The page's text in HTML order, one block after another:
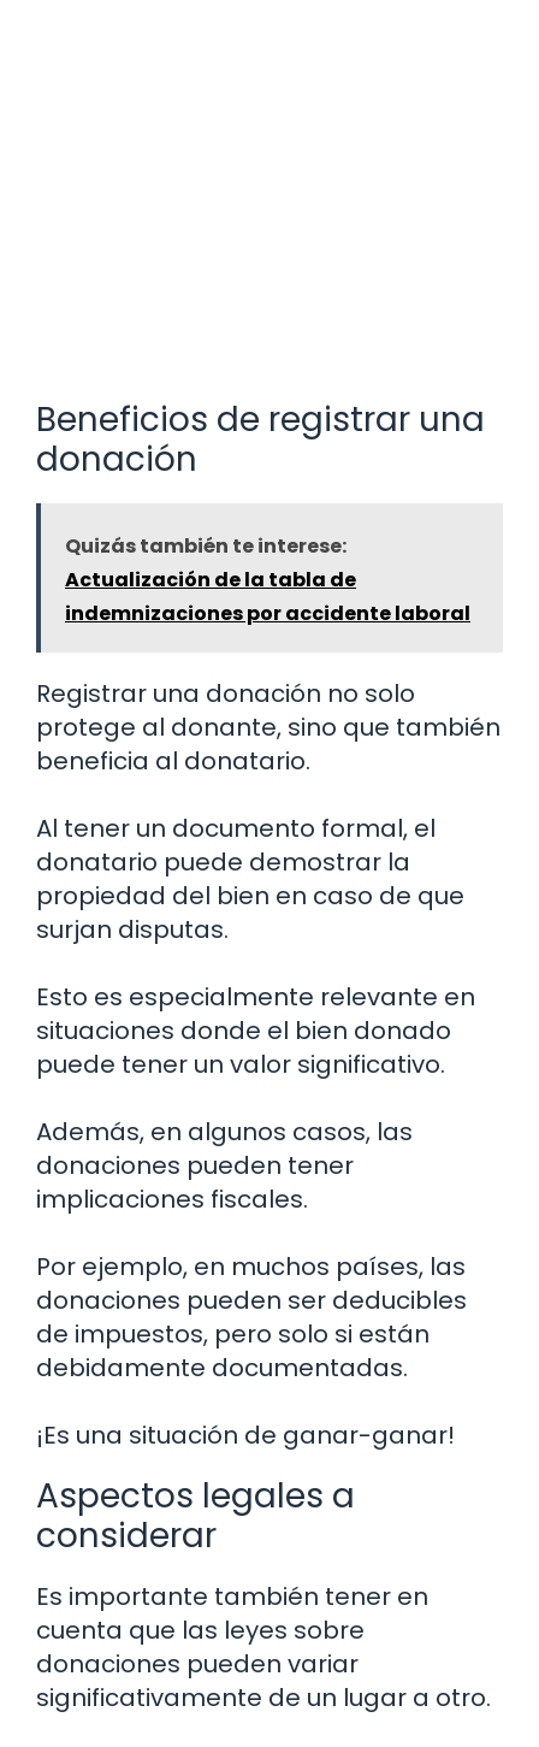
Beneficios de registrar una
donación
Quizás también te interese:
Actualización de la tabla de
indemnizaciones por accidente laboral
Registrar una donación no solo
protege al donante, sino que también
beneficia al donatario.
Al tener un documento formal, el
donatario puede demostrar la
propiedad del bien en caso de que
surjan disputas.
Esto es especialmente relevante en
situaciones donde el bien donado
puede tener un valor significativo.
Además, en algunos casos, las
donaciones pueden tener
implicaciones fiscales.
Por ejemplo, en muchos países, las
donaciones pueden ser deducibles
de impuestos, pero solo si están
debidamente documentadas.
¡Es una situación de ganar-ganar!
Aspectos legales a
considerar
Es importante también tener en
cuenta que las leyes sobre
donaciones pueden variar
significativamente de un lugar a otro.